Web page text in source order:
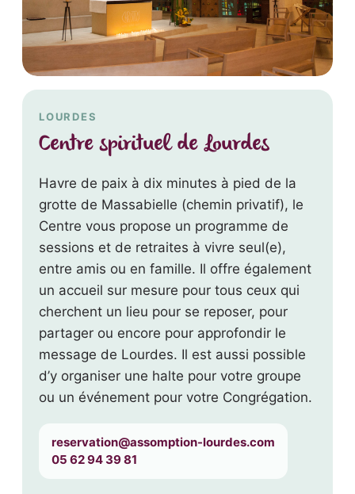
LOURDES
Centre spirituel de Lourdes
Havre de paix à dix minutes à pied de la
grotte de Massabielle (chemin privatif), le
Centre vous propose un programme de
sessions et de retraites à vivre seul(e),
entre amis ou en famille. Il offre également
un accueil sur mesure pour tous ceux qui
cherchent un lieu pour se reposer, pour
partager ou encore pour approfondir le
message de Lourdes. Il est aussi possible
d’y organiser une halte pour votre groupe
ou un événement pour votre Congrégation.
reservation@assomption-lourdes.com
05 62 94 39 81